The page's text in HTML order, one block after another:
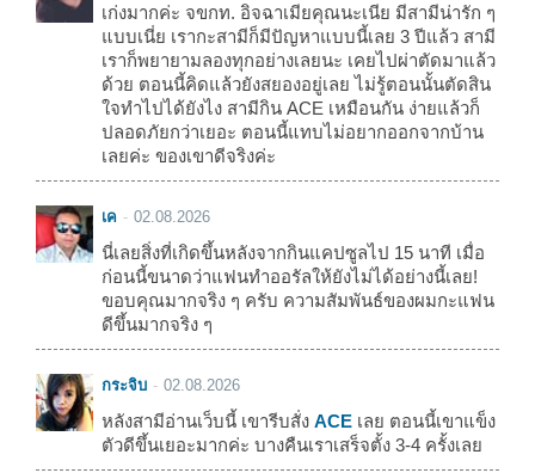
เก่งมากค่ะ จขกท. อิจฉาเมียคุณนะเนีย มีสามีน่ารัก ๆ
แบบเนี่ย เรากะสามีก็มีปัญหาแบบนี้เลย 3 ปีแล้ว สามี
เราก็พยายามลองทุกอย่างเลยนะ เคยไปผ่าตัดมาแล้ว
ด้วย ตอนนี้คิดแล้วยังสยองอยู่เลย ไม่รู้ตอนนั้นตัดสิน
ใจทำไปได้ยังไง สามีกิน ACE เหมือนกัน ง่ายแล้วก็
ปลอดภัยกว่าเยอะ ตอนนี้แทบไม่อยากออกจากบ้าน
เลยค่ะ ของเขาดีจริงค่ะ
เค 02.08.2026
นี่เลยสิ่งที่เกิดขึ้นหลังจากกินแคปซูลไป 15 นาที เมื่อ
ก่อนนี้ขนาดว่าแฟนทำออรัลให้ยังไม่ได้อย่างนี้เลย!
ขอบคุณมากจริง ๆ ครับ ความสัมพันธ์ของผมกะแฟน
ดีขึ้นมากจริง ๆ
กระจิบ 02.08.2026
หลังสามีอ่านเว็บนี้ เขารีบสั่ง ACE เลย ตอนนี้เขาแข็ง
ตัวดีขึ้นเยอะมากค่ะ บางคืนเราเสร็จตั้ง 3-4 ครั้งเลย